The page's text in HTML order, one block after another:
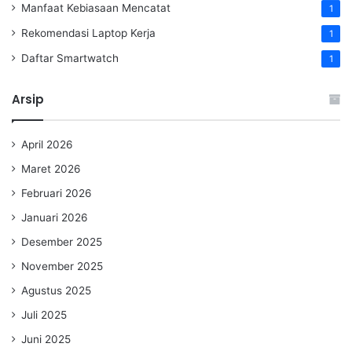
Manfaat Kebiasaan Mencatat 1
Rekomendasi Laptop Kerja 1
Daftar Smartwatch 1
Arsip
April 2026
Maret 2026
Februari 2026
Januari 2026
Desember 2025
November 2025
Agustus 2025
Juli 2025
Juni 2025